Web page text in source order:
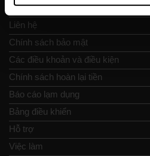
Đánh giá
Liên hệ
Chính sách bảo mật
Các điều khoản và điều kiện
Chính sách hoàn lại tiền
Báo cáo lạm dụng
Bảng điều khiển
Hỗ trợ
Việc làm